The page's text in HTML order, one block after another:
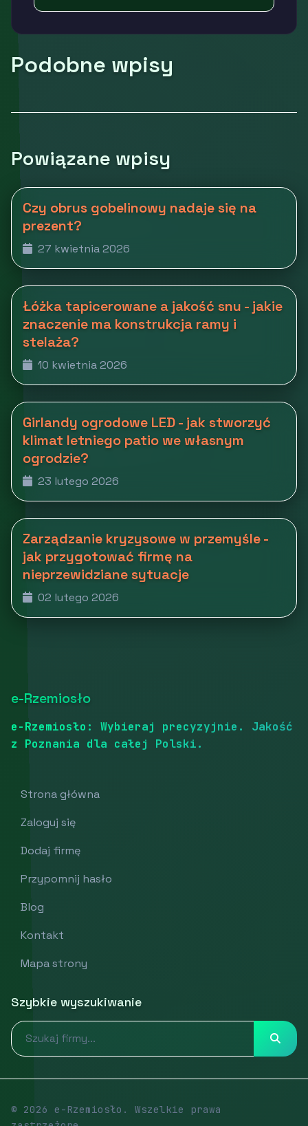
Podobne wpisy
Powiązane wpisy
Czy obrus gobelinowy nadaje się na
prezent?
27 kwietnia 2026
Łóżka tapicerowane a jakość snu - jakie
znaczenie ma konstrukcja ramy i
stelaża?
10 kwietnia 2026
Girlandy ogrodowe LED - jak stworzyć
klimat letniego patio we własnym
ogrodzie?
23 lutego 2026
Zarządzanie kryzysowe w przemyśle -
jak przygotować firmę na
nieprzewidziane sytuacje
02 lutego 2026
e-Rzemiosło
e-Rzemiosło: Wybieraj precyzyjnie. Jakość
z Poznania dla całej Polski.
Strona główna
Zaloguj się
Dodaj firmę
Przypomnij hasło
Blog
Kontakt
Mapa strony
Szybkie wyszukiwanie
© 2026 e-Rzemiosło. Wszelkie prawa